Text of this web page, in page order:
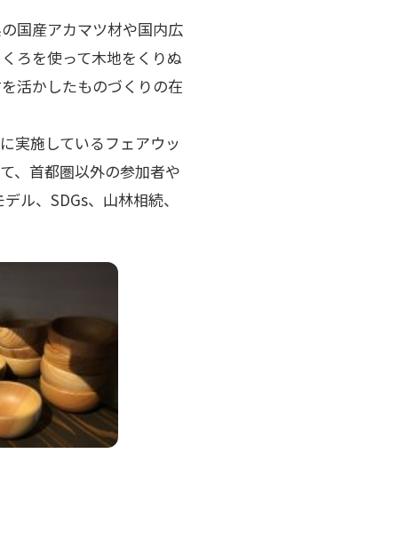
国産アカマツ材や国内広
ろを使って木地をくりぬ
活かしたものづくりの在
実施しているフェアウッ
、首都圏以外の参加者や
ル、SDGs、山林相続、